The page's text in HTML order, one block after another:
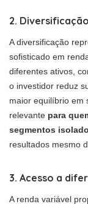
2.
A diversificação
sofisticado em
diferentes ativos,
o investidor reduz
maior equilíbrio em
relevante para
segmentos
resultados mesmo
3. Acesso a
A renda variável